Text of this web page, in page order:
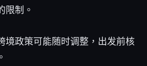
限制。
境政策可能随时调整，出发前核